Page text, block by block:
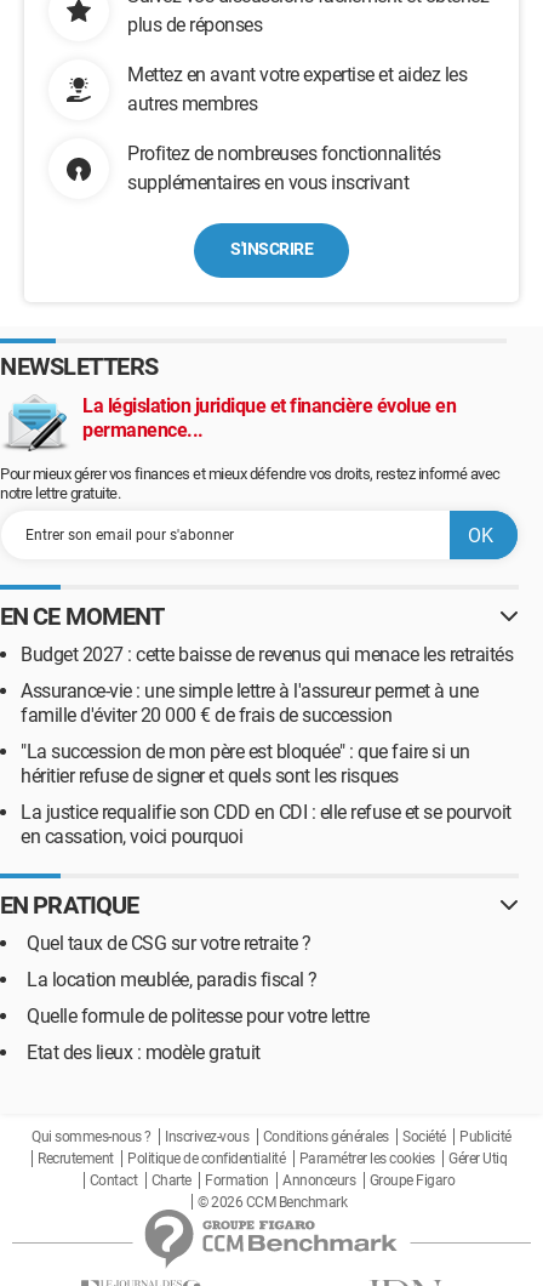
plus de réponses
Mettez en avant votre expertise et aidez les
autres membres
Profitez de nombreuses fonctionnalités
supplémentaires en vous inscrivant
S'INSCRIRE
NEWSLETTERS
La législation juridique et financière évolue en
permanence...
Pour mieux gérer vos finances et mieux défendre vos droits, restez informé avec
notre lettre gratuite.
EN CE MOMENT
Budget 2027 : cette baisse de revenus qui menace les retraités
Assurance-vie : une simple lettre à l'assureur permet à une
famille d'éviter 20 000 € de frais de succession
"La succession de mon père est bloquée" : que faire si un
héritier refuse de signer et quels sont les risques
La justice requalifie son CDD en CDI : elle refuse et se pourvoit
en cassation, voici pourquoi
EN PRATIQUE
Quel taux de CSG sur votre retraite ?
La location meublée, paradis fiscal ?
Quelle formule de politesse pour votre lettre
Etat des lieux : modèle gratuit
Qui sommes-nous ? Inscrivez-vous Conditions générales Société
Publicité
Recrutement
Politique de confidentialité Paramétrer les cookies
Gérer Utiq
Contact
Charte Formation Annonceurs
Groupe Figaro
© 2026 CCM Benchmark